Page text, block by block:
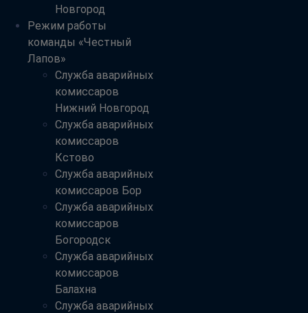
Новгород
Режим работы
команды «Честный
Лапов»
Служба аварийных
комиссаров
Нижний Новгород
Служба аварийных
комиссаров
Кстово
Служба аварийных
комиссаров Бор
Служба аварийных
комиссаров
Богородск
Служба аварийных
комиссаров
Балахна
Служба аварийных